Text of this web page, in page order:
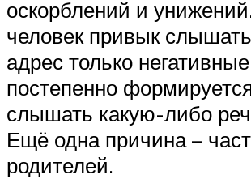
оскорблений и
человек привык
адрес только
постепенно
слышать какую-либо
Ещё одна причина –
родителей.